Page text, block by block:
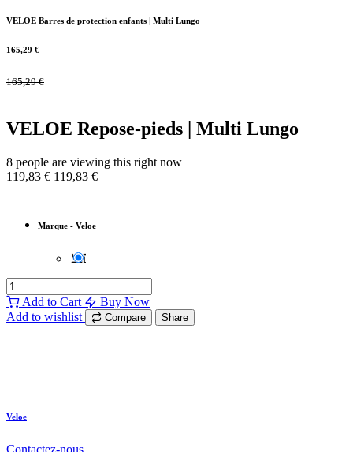
VELOE Barres de protection enfants | Multi Lungo
165,29 €
165,29€
VELOE Repose-pieds | Multi Lungo
8 people are viewing this right now
119,83 € 119,83€
Marque - Veloe
Add to Cart
Buy Now
Add to wishlist
Compare Share
Veloe
Contactez-nous